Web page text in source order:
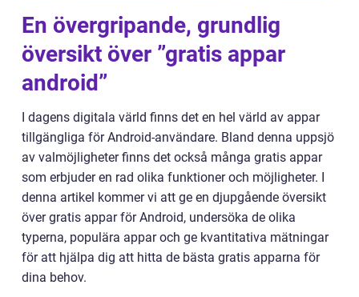
En övergripande, grundlig
översikt över ”gratis appar
android”
I dagens digitala värld finns det en hel värld av appar
tillgängliga för Android-användare. Bland denna uppsjö
av valmöjligheter finns det också många gratis appar
som erbjuder en rad olika funktioner och möjligheter. I
denna artikel kommer vi att ge en djupgående översikt
över gratis appar för Android, undersöka de olika
typerna, populära appar och ge kvantitativa mätningar
för att hjälpa dig att hitta de bästa gratis apparna för
dina behov.